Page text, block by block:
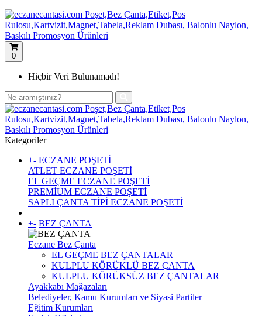
0
Hiçbir Veri Bulunamadı!
Kategoriler
+- ECZANE POŞETİ
ATLET ECZANE POŞETİ
EL GEÇME ECZANE POŞETİ
PREMİUM ECZANE POŞETİ
SAPLI ÇANTA TİPİ ECZANE POŞETİ
+- BEZ ÇANTA
Eczane Bez Çanta
EL GEÇME BEZ ÇANTALAR
KULPLU KÖRÜKLÜ BEZ ÇANTA
KULPLU KÖRÜKSÜZ BEZ ÇANTALAR
Ayakkabı Mağazaları
Belediyeler, Kamu Kurumları ve Siyasi Partiler
Eğitim Kurumları